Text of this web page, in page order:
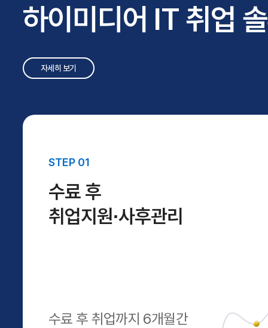
하이미디어 IT 취업
자세히 보기
STEP 01
수료 후
취업지원∙사후관리
수료 후 취업까지 6개월간